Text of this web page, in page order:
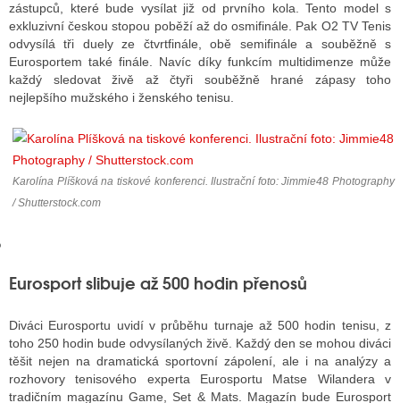
STÁT BLOGEREM
BLOGERA
DISKUTÉRA NA RADIOTV
zástupců, které bude vysílat již od prvního kola. Tento model s
exkluzivní českou stopou poběží až do osmifinále. Pak O2 TV Tenis
odvysílá tři duely ze čtvrtfinále, obě semifinále a souběžně s
Eurosportem také finále. Navíc díky funkcím multidimenze může
každý sledovat živě až čtyři souběžně hrané zápasy toho
nejlepšího mužského i ženského tenisu.
Karolína Plíšková na tiskové konferenci. Ilustrační foto: Jimmie48 Photography
/ Shutterstock.com
Eurosport slibuje až 500 hodin přenosů
Diváci Eurosportu uvidí v průběhu turnaje až 500 hodin tenisu, z
toho 250 hodin bude odvysílaných živě. Každý den se mohou diváci
těšit nejen na dramatická sportovní zápolení, ale i na analýzy a
rozhovory tenisového experta Eurosportu Matse Wilandera v
tradičním magazínu Game, Set & Mats. Magazín bude Eurosport